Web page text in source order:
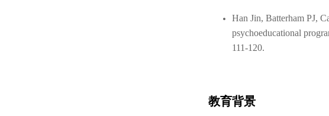
Han Jin, Batterham PJ,
psychoeducational
111-120.
教育背景